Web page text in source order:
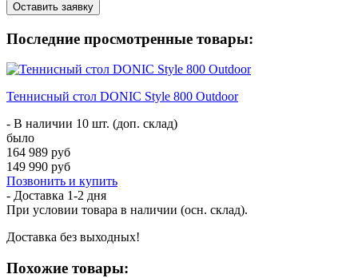
Оставить заявку
Последние просмотренные товары:
Теннисный стол DONIC Style 800 Outdoor
- В наличии 10 шт. (доп. склад)
было
164 989 руб
149 990 руб
Позвонить и купить
- Доставка 1-2 дня
При условии товара в наличии (осн. склад).
Доставка без выходных!
Похожие товары: